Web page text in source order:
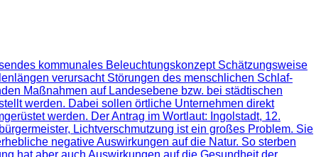
kommunales Beleuchtungskonzept Schätzungsweise
verursacht Störungen des menschlichen Schlaf-
Maßnahmen auf Landesebene bzw. bei städtischen
werden. Dabei sollen örtliche Unternehmen direkt
werden. Der Antrag im Wortlaut: Ingolstadt, 12.
Lichtverschmutzung ist ein großes Problem. Sie
negative Auswirkungen auf die Natur. So sterben